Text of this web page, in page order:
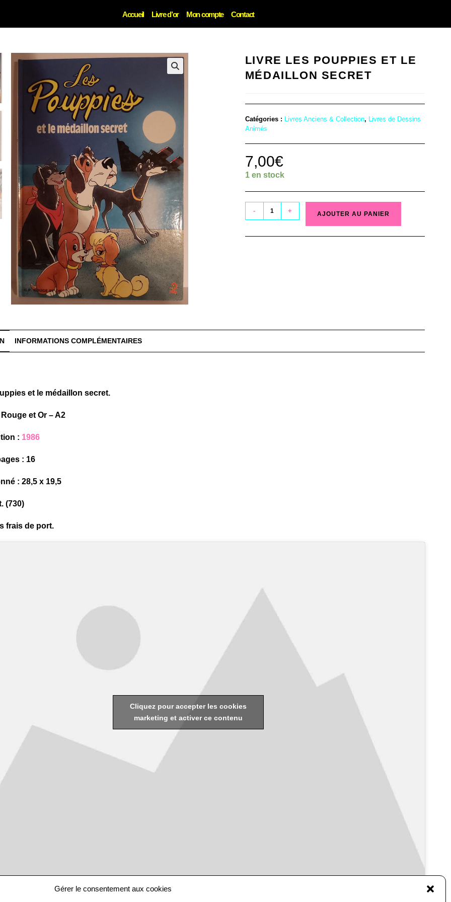
Gérer le consentement aux cookies
Accueil Livre d’or Mon compte Contact
LIVRE LES POUPPIES ET LE
MÉDAILLON SECRET
Catégories : Livres Anciens & Collection, Livres de Dessins
Animés
7,00€
1 en stock
- + AJOUTER AU PANIER
INFORMATIONS COMPLÉMENTAIRES
et le médaillon secret.
et Or – A2
: 1986
: 16
: 28,5 x 19,5
(730)
frais de port.
Cliquez pour accepter les cookies
marketing et activer ce contenu